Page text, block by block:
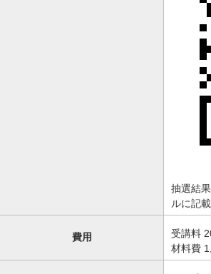
抽選結
ルに記
費用
受講料
材料費